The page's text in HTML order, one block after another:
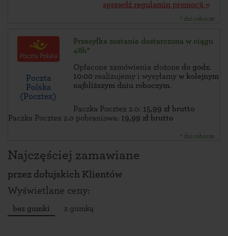
sprawdź regulamin promocji »
* dni robocze
Poczta
Polska
(Pocztex)
Przesyłka zostanie dostarczona w ciągu
48h*
Opłacone zamówienia złożone do godz.
10:00 realizujemy i wysyłamy w kolejnym
najbliższym dniu roboczym.
Paczka Pocztex 2.0: 15,99 zł brutto
Paczka Pocztex 2.0 pobraniowa: 19,99 zł brutto
* dni robocze
Najczęściej zamawiane
przez dołujskich Klientów
Wyświetlane ceny:
bez gumki z gumką